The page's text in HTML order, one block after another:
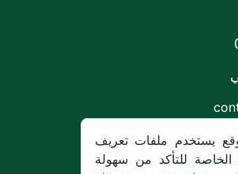
يستخدم ملفات تعريف
الخاصة للتأكد من سهولة